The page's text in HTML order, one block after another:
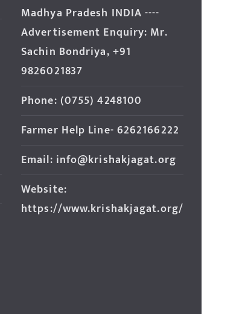
Madhya Pradesh INDIA ----
Advertisement Enquiry: Mr.
Sachin Bondriya, +91
9826021837
Phone: (0755) 4248100
Farmer Help Line- 6262166222
Email: info@krishakjagat.org
Website:
https://www.krishakjagat.org/